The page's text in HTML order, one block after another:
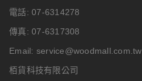
電話: 07-6314278
傳真: 07-6317308
Email: service@woodmall.com.tw
栢貨科技有限公司